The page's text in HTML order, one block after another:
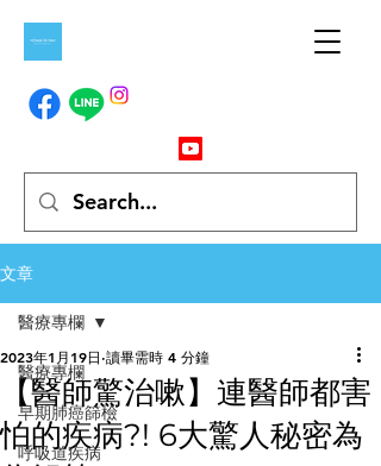
文章
醫療專欄
早期肺癌篩檢
呼吸道疾病
醫療專欄
【醫師驚治嗽】連醫師都害
怕的疾病?! 6大驚人秘密為
2023年1月19日 讀畢需時 4 分鐘